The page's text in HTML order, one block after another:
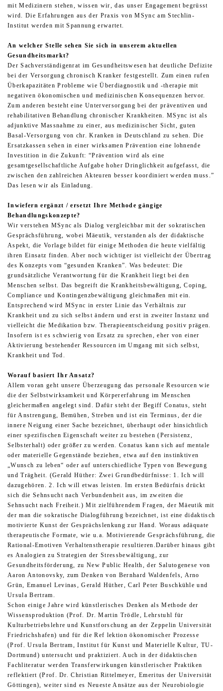
mit Medizinern stehen, wissen wir, das unser Engagement begrüsst
wird. Die Erfahrungen aus der Praxis von MSync am Stechlin-
Institut werden mit Spannung erwartet.
An welcher Stelle sehen Sie sich in unserem aktuellen
Gesundheitsmarkt?
Der Sachverständigenrat im Gesundheitswesen hat deutliche Defizite
bei der Versorgung chronisch Kranker festgestellt. Zum einen rufen
Überkapazitäten Probleme wie Überdiagnostik und -therapie mit
negativen ökonomischen und medizinischen Konsequenzen hervor.
Zum anderen besteht eine Unterversorgung bei der präventiven und
rehabilitativen Behandlung chronischer Krankheiten. MSync ist als
adjunktive Massnahme zu einer, aus medizinischer Sicht, guten
Basal-Versorgung von chr. Kranken in Deutschland zu sehen. Die
Ersatzkassen sehen in einer wirksamen Prävention eine lohnende
Investition in die Zukunft: “Prävention wird als eine
gesamtgesellschaftliche Aufgabe hoher Dringlichkeit aufgefasst, die
zwischen den zahlreichen Akteuren besser koordiniert werden muss.”
Das lesen wir als Einladung.
Inwiefern ergänzt / ersetzt Ihre Methode gängige
Behandlungskonzepte?
Wir verstehen MSync als Dialog vergleichbar mit der sokratischen
Gesprächsführung, wobei Mäeutik, verstanden als der didaktische
Aspekt, die Vorlage bildet für einige Methoden die heute vielfältig
ihren Einsatz finden. Aber noch wichtiger ist vielleicht der Übertrag
des Konzepts vom “gesunden Kranken”. Was bedeutet: Die
grundsätzliche Verantwortung für die Krankheit liegt bei den
Menschen selbst. Das begreift die Krankheitsbewältigung, Coping,
Compliance und Kontingenzbewältigung gleichmaßen mit ein.
Entsprechend wird MSync in erster Linie das Verhältnis zur
Krankheit und zu sich selbst ändern und erst in zweiter Instanz und
vielleicht die Medikation bzw. Therapieentscheidung positiv prägen.
Insofern ist es schwierig von Ersatz zu sprechen, eher von einer
Aktivierung bestehender Ressourcen im Umgang mit sich selbst,
Krankheit und Tod.
Worauf basiert Ihr Ansatz?
Allem voran geht unsere Überzeugung das personale Resourcen wie
die der Selbstwirksamkeit und Körpererfahrung im Menschen
gleichermaßen angelegt sind. Dafür steht der Begiff Conatus, steht
für Anstrengung, Bemühen, Streben und ist ein Terminus, der die
innere Neigung einer Sache bezeichnet, überhaupt oder hinsichtlich
einer spezifischen Eigenschaft weiter zu bestehen (Persistenz,
Selbsterhalt) oder größer zu werden. Conatus kann sich auf mentale
oder materielle Gegenstände beziehen, etwa auf den instinktiven
„Wunsch zu leben“ oder auf unterschiedliche Typen von Bewegung
und Trägheit. (Gerald Hüther: Zwei Grundbedürfnisse: 1. Ich will
dazugehören. 2. Ich will etwas leisten. Im ersten Bedürfnis drückt
sich die Sehnsucht nach Verbundenheit aus, im zweiten die
Sehnsucht nach Freiheit.) Mit zielführendem Fragen, der Mäeutik mit
der man die sokratische Dialogführung bezeichnet, ist eine didaktisch
motivierte Kunst der Gesprächslenkung zur Hand. Woraus adäquate
therapeutische Formate, wie u.a. Motivierende Gesprächsführung, die
Rational-Emotiven Verhaltenstherapie resultieren.Darüber hinaus gibt
es Analogien zu Strategien der Stressbewältigung, zur
Gesundheitsförderung, zu New Public Health, der Salutogenese von
Aaron Antonovsky, zum Denken von Bernhard Waldenfels, Arno
Grün, Emanuel Levinas, Gerald Hüther, Carl Peter Buschkühle und
Ursula Bertram.
Schon einige Jahre wird künstlerisches Denken als Methode der
Wissensproduktion (Prof. Dr. Martin Trödle, Lehrstuhl für
Kulturbetriebslehre und Kunstforschung an der Zeppelin Universität
Friedrichshafen) und für die Ref lektion ökonomischer Prozesse
(Prof. Ursula Bertram, Institut für Kunst und Materielle Kultur, TU-
Dortmund) untersucht und praktiziert. Auch in der didaktischen
Fachliteratur werden Transferwirkungen künstlerischer Praktiken
reflektiert (Prof. Dr. Christian Rittelmeyer, Emeritus der Universität
Göttingen), weiter sind es Neueste Ansätze aus der Neurobiologie